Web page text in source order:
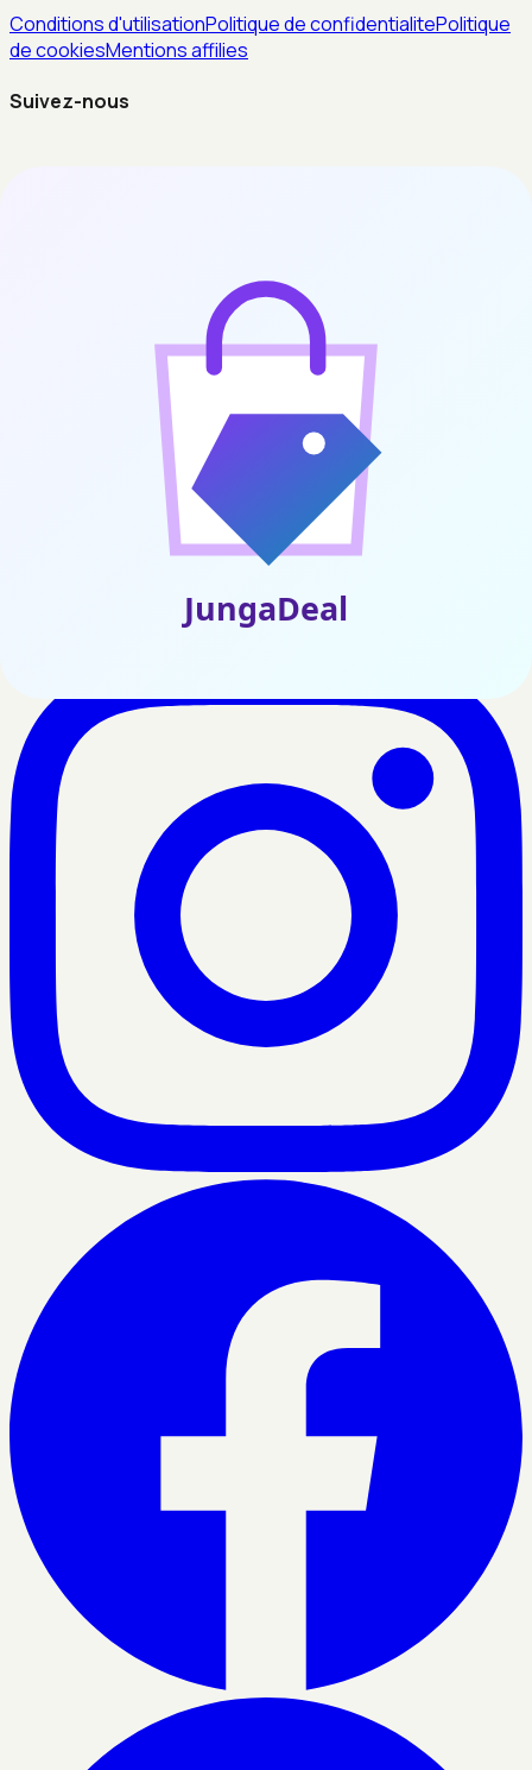
Conditions d'utilisationPolitique de confidentialitePolitique
de cookiesMentions affilies
Suivez-nous